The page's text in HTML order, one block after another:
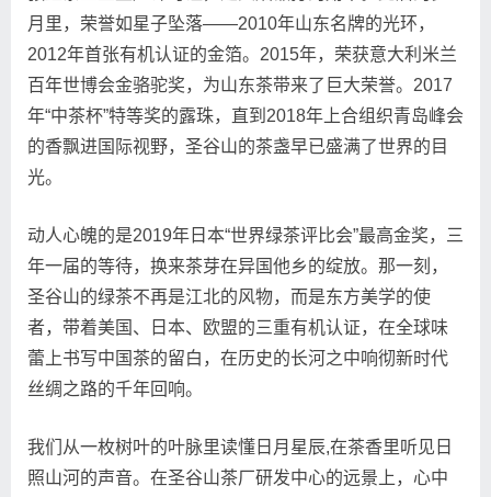
月里，荣誉如星子坠落——2010年山东名牌的光环，
2012年首张有机认证的金箔。2015年，荣获意大利米兰
百年世博会金骆驼奖，为山东茶带来了巨大荣誉。2017
年“中茶杯”特等奖的露珠，直到2018年上合组织青岛峰会
的香飘进国际视野，圣谷山的茶盏早已盛满了世界的目
光。
动人心魄的是2019年日本“世界绿茶评比会”最高金奖，三
年一届的等待，换来茶芽在异国他乡的绽放。那一刻，
圣谷山的绿茶不再是江北的风物，而是东方美学的使
者，带着美国、日本、欧盟的三重有机认证，在全球味
蕾上书写中国茶的留白，在历史的长河之中响彻新时代
丝绸之路的千年回响。
我们从一枚树叶的叶脉里读懂日月星辰,在茶香里听见日
照山河的声音。在圣谷山茶厂研发中心的远景上，心中